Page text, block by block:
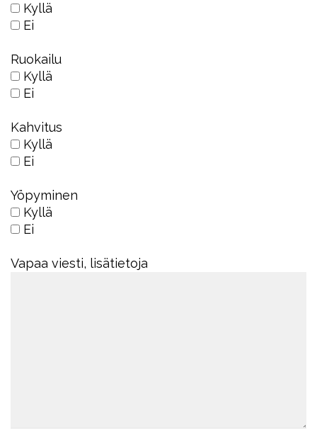
Kyllä
Ei
Ruokailu
Kyllä
Ei
Kahvitus
Kyllä
Ei
Yöpyminen
Kyllä
Ei
Vapaa viesti, lisätietoja